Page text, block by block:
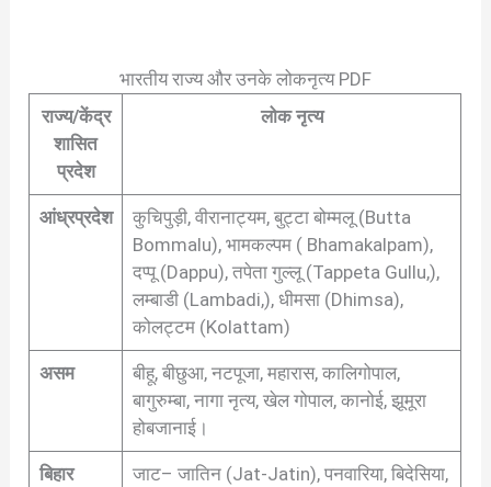
भारतीय राज्य और उनके लोकनृत्य PDF
राज्य/केंद्र
शासित
प्रदेश
लोक नृत्य
आंध्रप्रदेश
कुचिपुड़ी, वीरानाट्यम, बुट्टा बोम्मलू (Butta
Bommalu), भामकल्पम ( Bhamakalpam),
दप्पू (Dappu), तपेता गुल्लू (Tappeta Gullu,),
लम्बाडी (Lambadi,), धीमसा (Dhimsa),
कोलट्टम (Kolattam)
असम
बीहू, बीछुआ, नटपूजा, महारास, कालिगोपाल,
बागुरुम्बा, नागा नृत्य, खेल गोपाल, कानोई, झूमूरा
होबजानाई।
बिहार
जाट– जातिन (Jat-Jatin), पनवारिया, बिदेसिया,